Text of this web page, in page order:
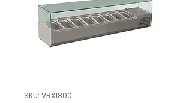
SKU: VRX1800